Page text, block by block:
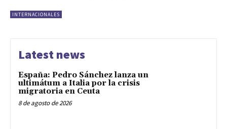
INTERNACIONALES
Latest news
España: Pedro Sánchez lanza un
ultimátum a Italia por la crisis
migratoria en Ceuta
8 de agosto de 2026